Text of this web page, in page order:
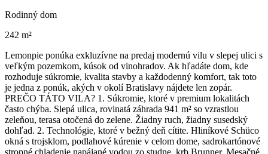
Rodinný dom
242 m²
Lemonpie ponúka exkluzívne na predaj modernú vilu v slepej ulici s
veľkým pozemkom, kúsok od vinohradov. Ak hľadáte dom, kde
rozhoduje súkromie, kvalita stavby a každodenný komfort, tak toto
je jedna z ponúk, akých v okolí Bratislavy nájdete len zopár.
PREČO TÁTO VILA? 1. Súkromie, ktoré v premium lokalitách
často chýba. Slepá ulica, rovinatá záhrada 941 m² so vzrastlou
zeleňou, terasa otočená do zelene. Žiadny ruch, žiadny susedský
dohľad. 2. Technológie, ktoré v bežný deň cítite. Hliníkové Schüco
okná s trojsklom, podlahové kúrenie v celom dome, sadrokartónové
stropné chladenie napájané vodou zo studne, krb Brunner. Mesačné